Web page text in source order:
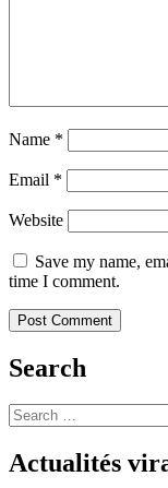
Name *
Email *
Website
Save my name,
time I comment.
Search
Search
for:
Actualités